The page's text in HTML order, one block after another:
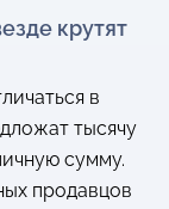
крутят
в
тысячу
сумму.
продавцов